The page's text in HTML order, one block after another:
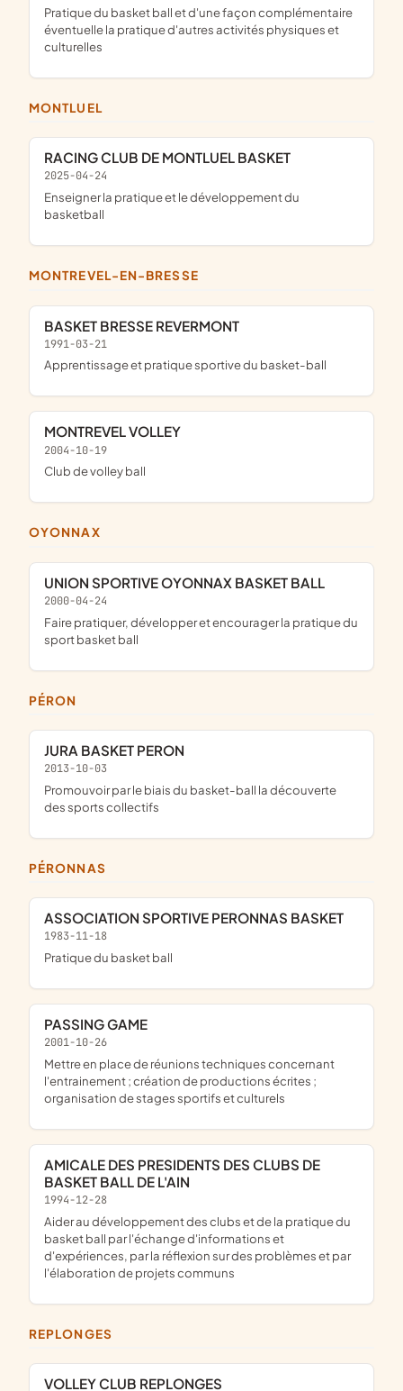
pratique du basket ball et d'une façon complémentaire
éventuelle la pratique d'autres activités physiques et
culturelles
MONTLUEL
RACING CLUB DE MONTLUEL BASKET
2025-04-24
enseigner la pratique et le développement du
basketball
MONTREVEL-EN-BRESSE
BASKET BRESSE REVERMONT
1991-03-21
apprentissage et pratique sportive du basket-ball
MONTREVEL VOLLEY
2004-10-19
club de volley ball
OYONNAX
UNION SPORTIVE OYONNAX BASKET BALL
2000-04-24
faire pratiquer, développer et encourager la pratique du
sport basket ball
PÉRON
JURA BASKET PERON
2013-10-03
promouvoir par le biais du basket-ball la découverte
des sports collectifs
PÉRONNAS
ASSOCIATION SPORTIVE PERONNAS BASKET
1983-11-18
pratique du basket ball
PASSING GAME
2001-10-26
mettre en place de réunions techniques concernant
l'entrainement ; création de productions écrites ;
organisation de stages sportifs et culturels
AMICALE DES PRESIDENTS DES CLUBS DE
BASKET BALL DE L'AIN
1994-12-28
aider au développement des clubs et de la pratique du
basket ball par l'échange d'informations et
d'expériences, par la réflexion sur des problèmes et par
l'élaboration de projets communs
REPLONGES
VOLLEY CLUB REPLONGES